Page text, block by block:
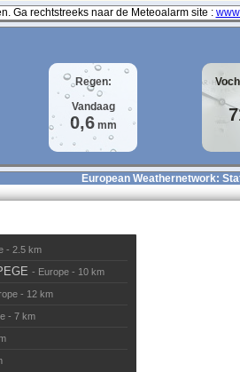
Ga rechtstreeks naar de Meteoalarm site :
Regen:
Vandaag
0,6mm
European Weathernetwork: